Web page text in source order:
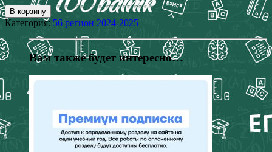
В корзину
Категория: 56 регион 2024-2025
Вам также будет интересно…